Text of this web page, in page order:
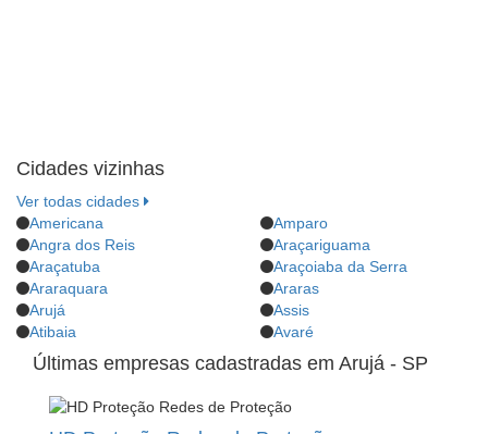
Cidades vizinhas
Ver todas cidades
Americana
Amparo
Angra dos Reis
Araçariguama
Araçatuba
Araçoiaba da Serra
Araraquara
Araras
Arujá
Assis
Atibaia
Avaré
Últimas empresas cadastradas em Arujá - SP